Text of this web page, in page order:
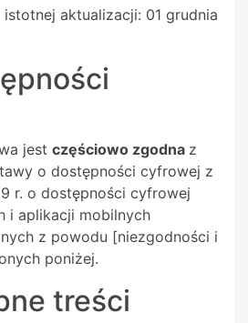
aktualizacji: 01 grudnia
jest częściowo zgodna z
o dostępności cyfrowej z
r. o dostępności cyfrowej
i aplikacji mobilnych
z powodu [niezgodności i
poniżej.
treści